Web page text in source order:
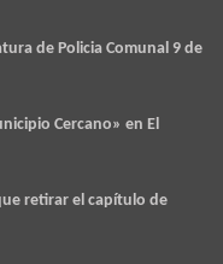
de Policia Comunal 9 de
Cercano» en El
retirar el capítulo de